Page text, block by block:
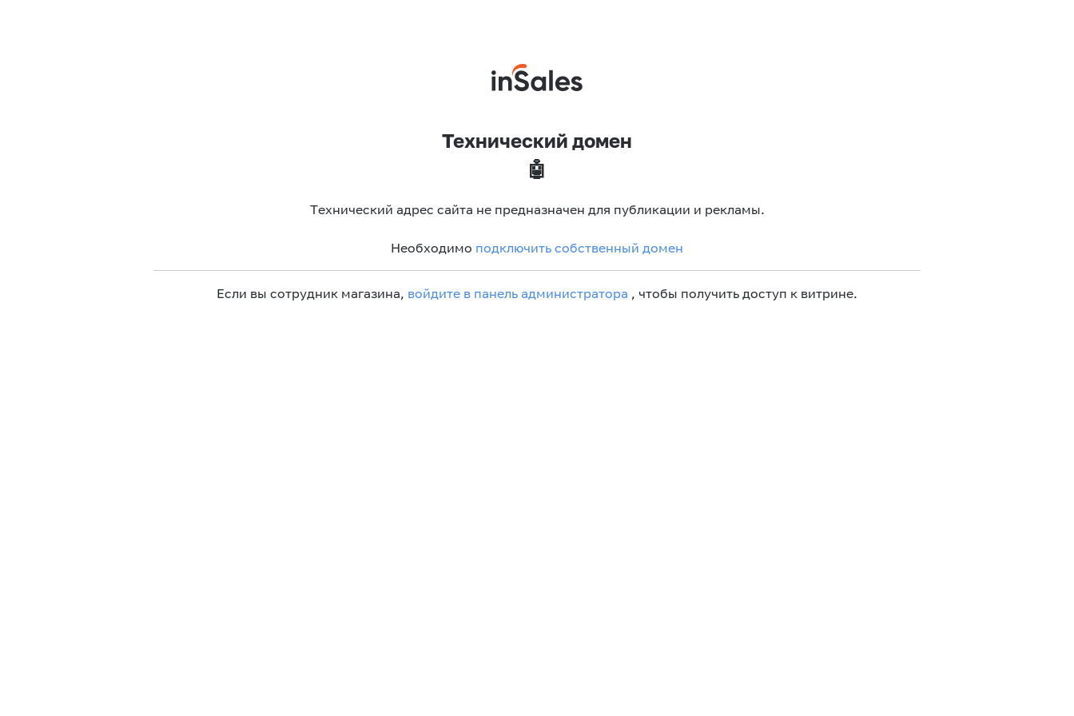
Технический домен
🤖
Технический адрес сайта не предназначен для публикации и рекламы.
Необходимо подключить собственный домен
Если вы сотрудник магазина, войдите в панель администратора , чтобы получить доступ к витрине.